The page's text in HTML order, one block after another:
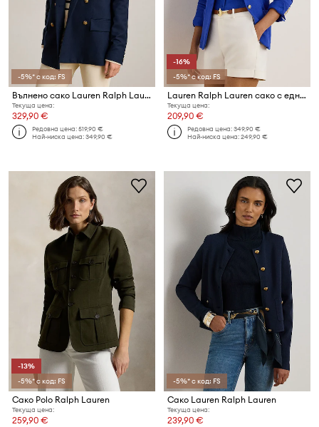
-5%* с код: FS
Вълнено сако Lauren Ralph Lauren
Текуща цена:
329,90 €
Редовна цена:519,90 €
Най-ниска цена:349,90 €
-16%
-5%* с код: FS
Lauren Ralph Lauren сако с едноредно закопчаване дамско от памук с еластан
Текуща цена:
209,90 €
Редовна цена:349,90 €
Най-ниска цена:249,90 €
-13%
-5%* с код: FS
Сако Polo Ralph Lauren
Текуща цена:
259,90 €
-5%* с код: FS
Сако Lauren Ralph Lauren
Текуща цена:
239,90 €